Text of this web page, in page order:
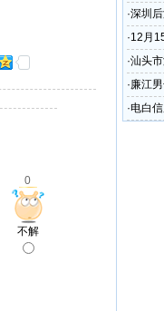
0
不解
·深圳
·12月
请
·汕头
剧
·廉江
·电白